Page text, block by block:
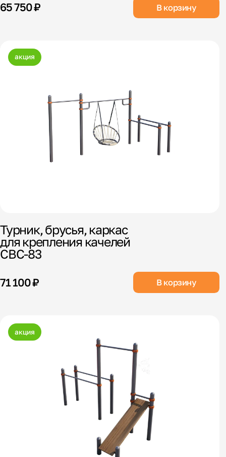
65 750 ₽ В корзину
акция
Турник, брусья, каркас
для крепления качелей
СВС-83
71 100 ₽ В корзину
акция